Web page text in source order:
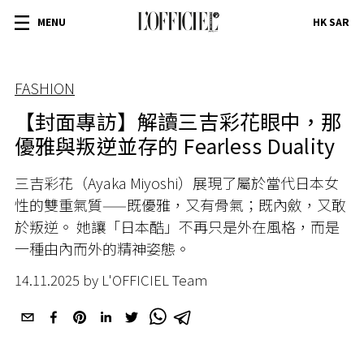
MENU HK SAR
FASHION
【封面專訪】解讀三吉彩花眼中，那
優雅與叛逆並存的 Fearless Duality
三吉彩花（Ayaka Miyoshi）展現了屬於當代日本女
性的雙重氣質——既優雅，又有骨氣；既內斂，又敢
於叛逆。 她讓「日本酷」不再只是外在風格，而是
一種由內而外的精神姿態。
14.11.2025 by L'OFFICIEL Team